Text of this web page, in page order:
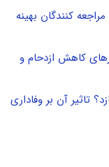
کنندگان بهینه
کاهش ازدحام و
تاثیر آن بر وفاداری